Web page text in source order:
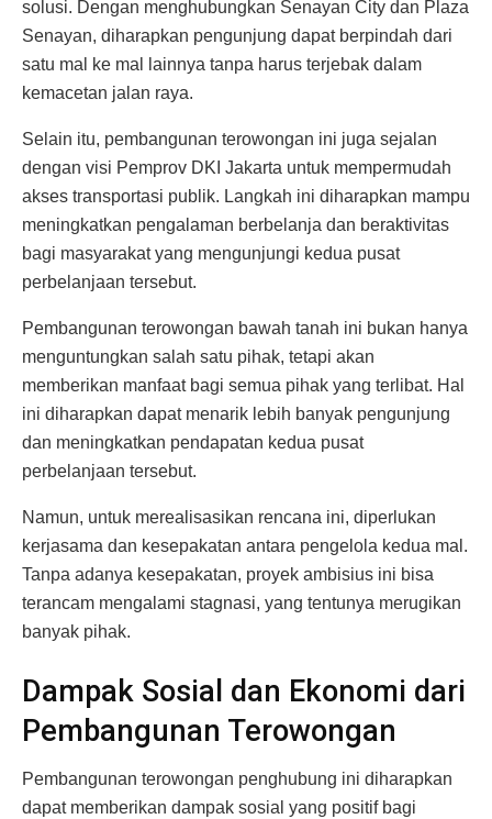
solusi. Dengan menghubungkan Senayan City dan Plaza
Senayan, diharapkan pengunjung dapat berpindah dari
satu mal ke mal lainnya tanpa harus terjebak dalam
kemacetan jalan raya.
Selain itu, pembangunan terowongan ini juga sejalan
dengan visi Pemprov DKI Jakarta untuk mempermudah
akses transportasi publik. Langkah ini diharapkan mampu
meningkatkan pengalaman berbelanja dan beraktivitas
bagi masyarakat yang mengunjungi kedua pusat
perbelanjaan tersebut.
Pembangunan terowongan bawah tanah ini bukan hanya
menguntungkan salah satu pihak, tetapi akan
memberikan manfaat bagi semua pihak yang terlibat. Hal
ini diharapkan dapat menarik lebih banyak pengunjung
dan meningkatkan pendapatan kedua pusat
perbelanjaan tersebut.
Namun, untuk merealisasikan rencana ini, diperlukan
kerjasama dan kesepakatan antara pengelola kedua mal.
Tanpa adanya kesepakatan, proyek ambisius ini bisa
terancam mengalami stagnasi, yang tentunya merugikan
banyak pihak.
Dampak Sosial dan Ekonomi dari
Pembangunan Terowongan
Pembangunan terowongan penghubung ini diharapkan
dapat memberikan dampak sosial yang positif bagi